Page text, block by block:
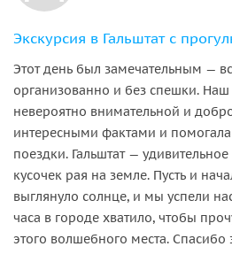
Экскурсия в Гальштат с
Этот день был замечательным —
организованно и без спешки.
невероятно внимательной и
интересными фактами и
поездки. Гальштат —
кусочек рая на земле. Пусть и
выглянуло солнце, и мы успели
часа в городе хватило, чтобы
этого волшебного места.